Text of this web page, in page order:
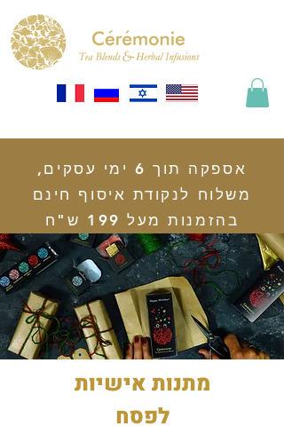
אספקה תוך 6 ימי עסקים,
משלוח לנקודת איסוף חינם
בהזמנות מעל 199 ש"ח
מתנות אישיות
לפסח